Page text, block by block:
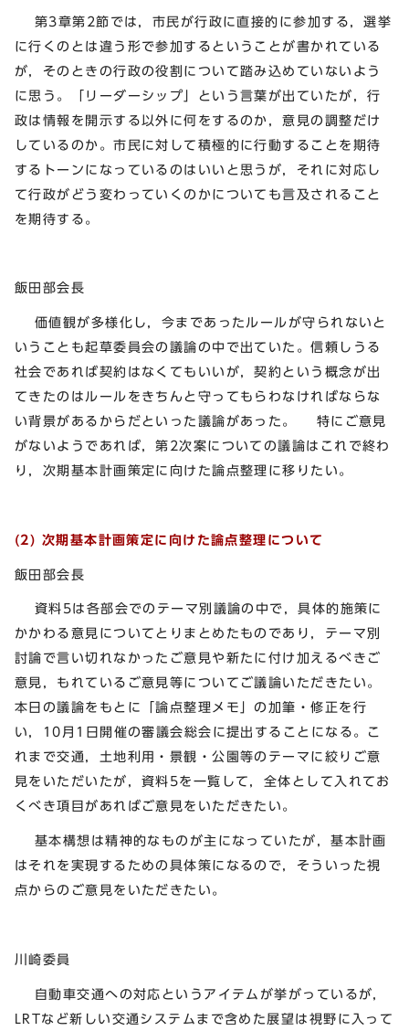
第3章第2節では，市民が行政に直接的に参加する，選挙
に行くのとは違う形で参加するということが書かれている
が，そのときの行政の役割について踏み込めていないよう
に思う。「リーダーシップ」という言葉が出ていたが，行
政は情報を開示する以外に何をするのか，意見の調整だけ
しているのか。市民に対して積極的に行動することを期待
するトーンになっているのはいいと思うが，それに対応し
て行政がどう変わっていくのかについても言及されること
を期待する。
飯田部会長
価値観が多様化し，今まであったルールが守られないと
いうことも起草委員会の議論の中で出ていた。信頼しうる
社会であれば契約はなくてもいいが，契約という概念が出
てきたのはルールをきちんと守ってもらわなければならな
い背景があるからだといった議論があった。 特にご意見
がないようであれば，第2次案についての議論はこれで終わ
り，次期基本計画策定に向けた論点整理に移りたい。
(2) 次期基本計画策定に向けた論点整理について
飯田部会長
資料5は各部会でのテーマ別議論の中で，具体的施策に
かかわる意見についてとりまとめたものであり，テーマ別
討論で言い切れなかったご意見や新たに付け加えるべきご
意見，もれているご意見等についてご議論いただきたい。
本日の議論をもとに「論点整理メモ」の加筆・修正を行
い，10月1日開催の審議会総会に提出することになる。こ
れまで交通，土地利用・景観・公園等のテーマに絞りご意
見をいただいたが，資料5を一覧して，全体として入れてお
くべき項目があればご意見をいただきたい。
基本構想は精神的なものが主になっていたが，基本計画
はそれを実現するための具体策になるので，そういった視
点からのご意見をいただきたい。
川崎委員
自動車交通への対応というアイテムが挙がっているが，
LRTなど新しい交通システムまで含めた展望は視野に入って